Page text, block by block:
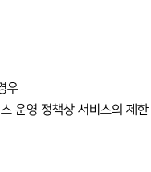
우
운영 정책상 서비스의 제